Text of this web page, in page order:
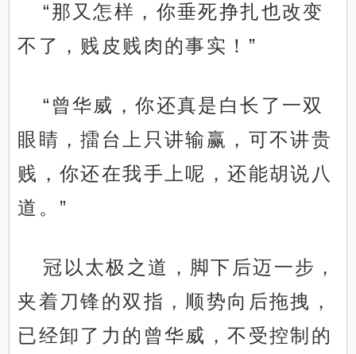
“那又怎样，你垂死挣扎也改变
不了，贱皮贱肉的事实！”
“曾华威，你还真是白长了一双
眼睛，擂台上只讲输赢，可不讲贵
贱，你还在我手上呢，还能胡说八
道。”
冠以太极之道，脚下后迈一步，
夹着刀锋的双指，顺势向后拖拽，
已经卸了力的曾华威，不受控制的